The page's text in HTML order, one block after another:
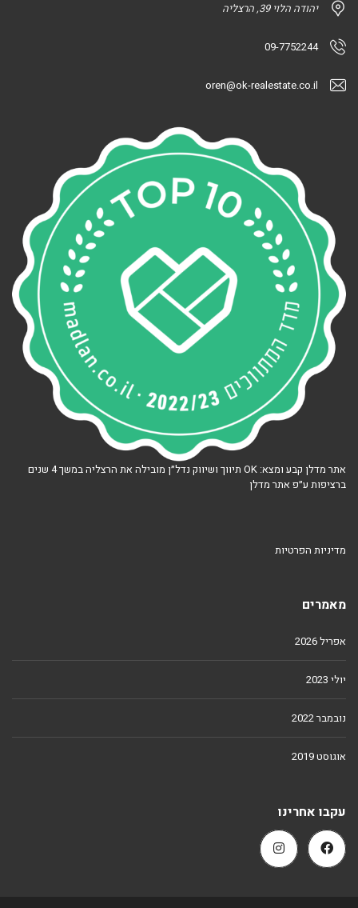
יהודה הלוי 39, הרצליה
09-7752244
oren@ok-realestate.co.il
אתר מדלן קבע ומצא: OK תיווך ושיווק נדל״ן מובילה את הרצליה במשך 4 שנים
ברציפות ע״פ אתר מדלן
מדיניות הפרטיות
מאמרים
אפריל 2026
יולי 2023
נובמבר 2022
אוגוסט 2019
עקבו אחרינו